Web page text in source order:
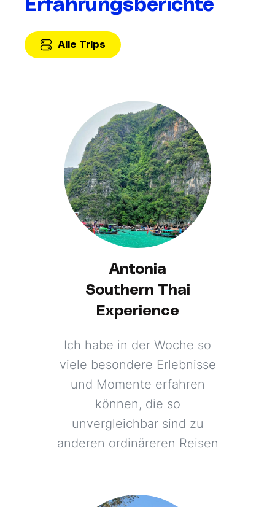
Erfahrungsberichte
Alle Trips
Antonia
Southern Thai
Experience
Ich habe in der Woche so
viele besondere Erlebnisse
und Momente erfahren
können, die so
unvergleichbar sind zu
anderen ordinäreren Reisen